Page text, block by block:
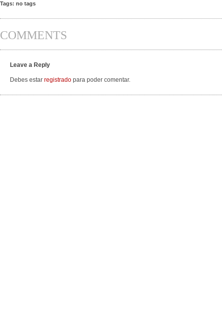
Tags: no tags
COMMENTS
Leave a Reply
Debes estar registrado para poder comentar.